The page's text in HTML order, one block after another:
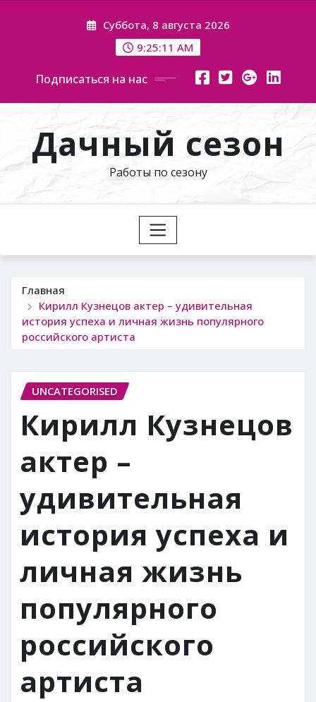
Суббота, 8 августа 2026
9:25:12 AM
Подписаться на нас
Дачный сезон
Работы по сезону
Главная
Кирилл Кузнецов актер – удивительная
история успеха и личная жизнь популярного
российского артиста
UNCATEGORISED
Кирилл Кузнецов
актер –
удивительная
история успеха и
личная жизнь
популярного
российского
артиста